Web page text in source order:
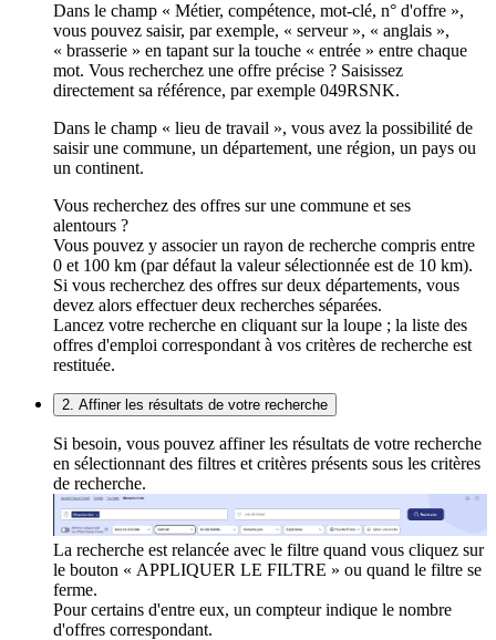
Dans le champ « Métier, compétence, mot-clé, n° d'offre »,
vous pouvez saisir, par exemple, « serveur », « anglais »,
« brasserie » en tapant sur la touche « entrée » entre chaque
mot. Vous recherchez une offre précise ? Saisissez
directement sa référence, par exemple 049RSNK.
Dans le champ « lieu de travail », vous avez la possibilité de
saisir une commune, un département, une région, un pays ou
un continent.
Vous recherchez des offres sur une commune et ses
alentours ?
Vous pouvez y associer un rayon de recherche compris entre
0 et 100 km (par défaut la valeur sélectionnée est de 10 km).
Si vous recherchez des offres sur deux départements, vous
devez alors effectuer deux recherches séparées.
Lancez votre recherche en cliquant sur la loupe ; la liste des
offres d'emploi correspondant à vos critères de recherche est
restituée.
2. Affiner les résultats de votre recherche
Si besoin, vous pouvez affiner les résultats de votre recherche
en sélectionnant des filtres et critères présents sous les critères
de recherche.
La recherche est relancée avec le filtre quand vous cliquez sur
le bouton « APPLIQUER LE FILTRE » ou quand le filtre se
ferme.
Pour certains d'entre eux, un compteur indique le nombre
d'offres correspondant.